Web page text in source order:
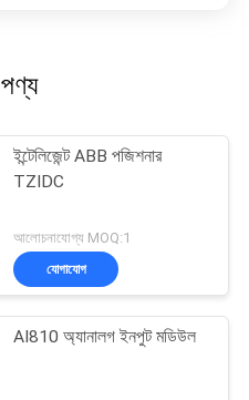
পণ্য
ইন্টেলিজেন্ট ABB পজিশনার
TZIDC
আলোচনাযোগ্য MOQ:1
যোগাযোগ
AI810 অ্যানালগ ইনপুট মডিউল